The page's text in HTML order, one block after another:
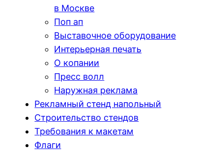
в Москве
Поп ап
Выставочное оборудование
Интерьерная печать
О копании
Пресс волл
Наружная реклама
Рекламный стенд напольный
Строительство стендов
Требования к макетам
Флаги